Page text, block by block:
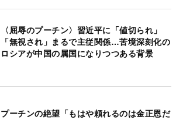
〈屈辱のプーチン〉習近平に「値切られ」
「無視され」まるで主従関係…苦境深刻化の
ロシアが中国の属国になりつつある背景
プーチンの絶望「もはや頼れるのは金正恩だ